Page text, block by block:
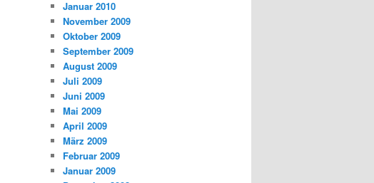
Januar 2010
November 2009
Oktober 2009
September 2009
August 2009
Juli 2009
Juni 2009
Mai 2009
April 2009
März 2009
Februar 2009
Januar 2009